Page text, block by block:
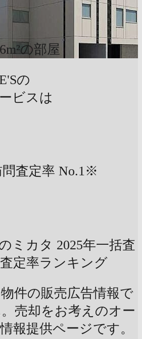
の部屋
の
ビスは
査定率 No.1※
ミカタ 2025年一括査
定率ランキング
件の販売広告情報で
売却をお考えのオー
報提供ページです。